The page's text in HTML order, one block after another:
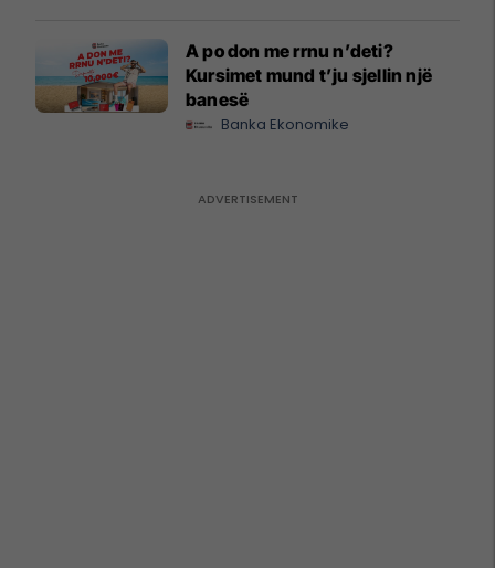
A po don me rrnu n’deti?
Kursimet mund t’ju sjellin një
banesë
Banka Ekonomike